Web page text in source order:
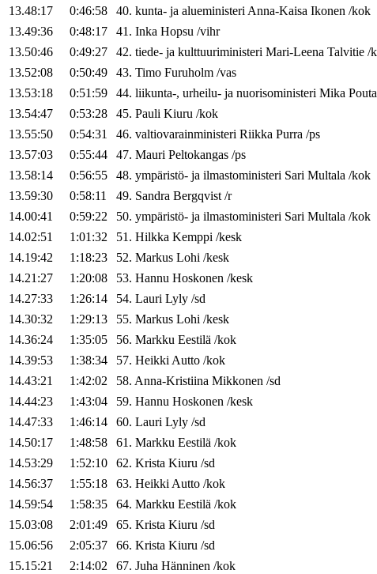
13.48:17
0:46:58 40. kunta- ja alueministeriAnna-Kaisa Ikonen /kok
13.49:36
0:48:17 41. Inka Hopsu /vihr
13.50:46
0:49:27 42. tiede- ja kulttuuriministeri Mari-Leena Talvitie /
13.52:08
0:50:49 43. Timo Furuholm /vas
13.53:18
0:51:59 44. liikunta-, urheilu- ja nuorisoministeri Mika
13.54:47
0:53:28 45. Pauli Kiuru /kok
13.55:50
0:54:31 46. valtiovarainministeri Riikka Purra /ps
13.57:03
0:55:44 47. Mauri Peltokangas /ps
13.58:14
0:56:55 48. ympäristö- ja ilmastoministeri Sari Multala /kok
13.59:30
0:58:11 49. Sandra Bergqvist/r
14.00:41
0:59:22 50. ympäristö- ja ilmastoministeri Sari Multala /kok
14.02:51
1:01:32 51. Hilkka Kemppi /kesk
14.19:42
1:18:23 52. Markus Lohi /kesk
14.21:27
1:20:08 53. Hannu Hoskonen /kesk
14.27:33
1:26:14 54. Lauri Lyly /sd
14.30:32
1:29:13 55. Markus Lohi /kesk
14.36:24
1:35:05 56. Markku Eestilä /kok
14.39:53
1:38:34 57. HeikkiAutto /kok
14.43:21
1:42:02 58. Anna-Kristiina Mikkonen /sd
14.44:23
1:43:04 59. Hannu Hoskonen /kesk
14.47:33
1:46:14 60. Lauri Lyly /sd
14.50:17
1:48:58 61. Markku Eestilä /kok
14.53:29
1:52:10 62. Krista Kiuru /sd
14.56:37
1:55:18 63. HeikkiAutto /kok
14.59:54
1:58:35 64. Markku Eestilä /kok
15.03:08
2:01:49 65. Krista Kiuru /sd
15.06:56
2:05:37 66. Krista Kiuru /sd
15.15:21
2:14:02 67. Juha Hänninen /kok